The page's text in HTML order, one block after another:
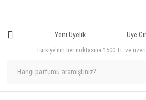
Türkiye'nin her noktasına 1500 TL ve
Yeni Üyelik Üye